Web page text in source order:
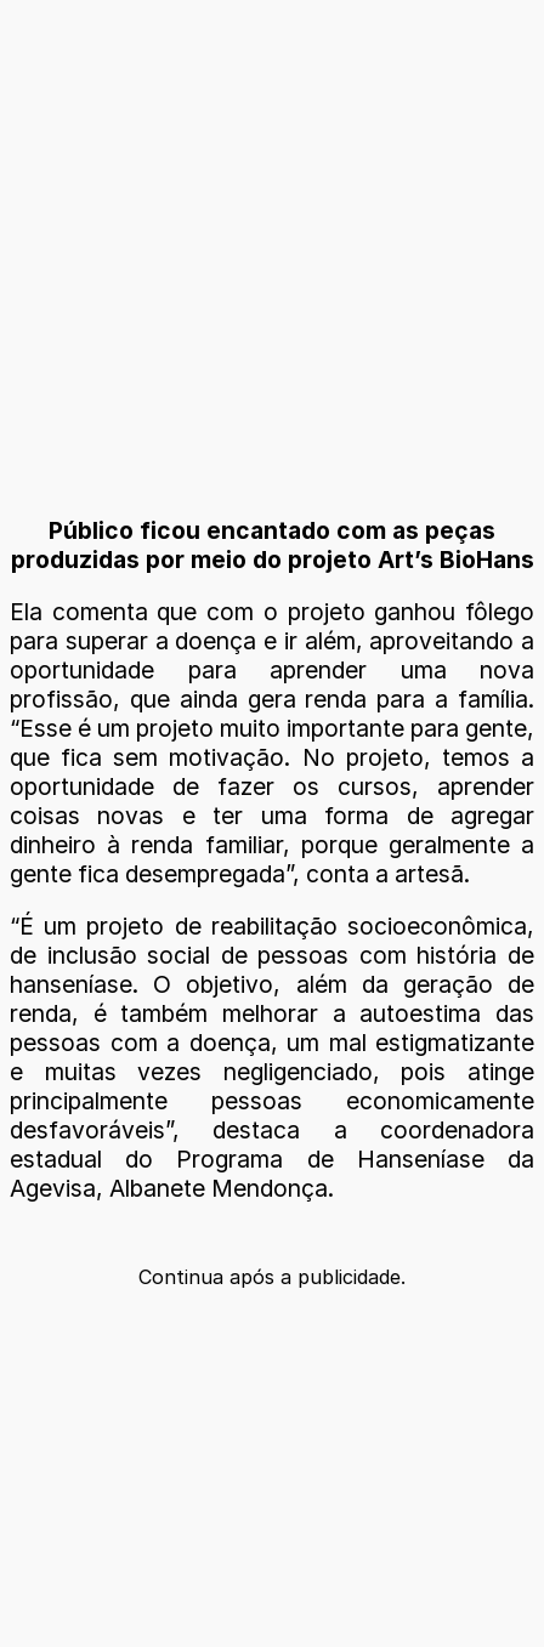
Público ficou encantado com as peças
produzidas por meio do projeto Art’s BioHans
Ela comenta que com o projeto ganhou fôlego
para superar a doença e ir além, aproveitando a
oportunidade para aprender uma nova
profissão, que ainda gera renda para a família.
“Esse é um projeto muito importante para gente,
que fica sem motivação. No projeto, temos a
oportunidade de fazer os cursos, aprender
coisas novas e ter uma forma de agregar
dinheiro à renda familiar, porque geralmente a
gente fica desempregada”, conta a artesã.
“É um projeto de reabilitação socioeconômica,
de inclusão social de pessoas com história de
hanseníase. O objetivo, além da geração de
renda, é também melhorar a autoestima das
pessoas com a doença, um mal estigmatizante
e muitas vezes negligenciado, pois atinge
principalmente pessoas economicamente
desfavoráveis”, destaca a coordenadora
estadual do Programa de Hanseníase da
Agevisa, Albanete Mendonça.
Continua após a publicidade.